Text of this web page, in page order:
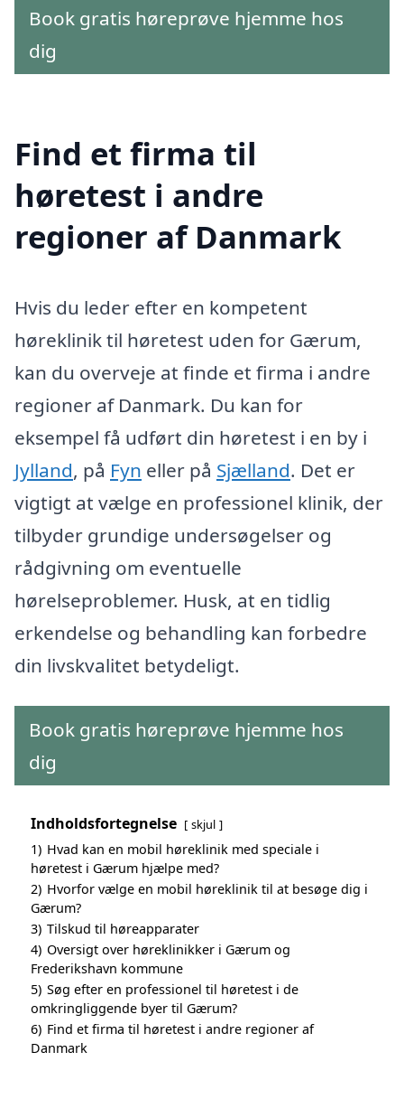
Book gratis høreprøve hjemme hos
dig
Find et firma til
høretest i andre
regioner af Danmark
Hvis du leder efter en kompetent
høreklinik til høretest uden for Gærum,
kan du overveje at finde et firma i andre
regioner af Danmark. Du kan for
eksempel få udført din høretest i en by i
Jylland, på Fyn eller på Sjælland. Det er
vigtigt at vælge en professionel klinik, der
tilbyder grundige undersøgelser og
rådgivning om eventuelle
hørelseproblemer. Husk, at en tidlig
erkendelse og behandling kan forbedre
din livskvalitet betydeligt.
Book gratis høreprøve hjemme hos
dig
Indholdsfortegnelse skjul
1) Hvad kan en mobil høreklinik med speciale i
høretest i Gærum hjælpe med?
2) Hvorfor vælge en mobil høreklinik til at besøge dig i
Gærum?
3) Tilskud til høreapparater
4) Oversigt over høreklinikker i Gærum og
Frederikshavn kommune
5) Søg efter en professionel til høretest i de
omkringliggende byer til Gærum?
6) Find et firma til høretest i andre regioner af
Danmark